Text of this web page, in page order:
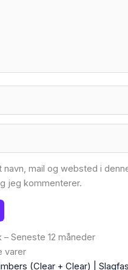
navn, mail og websted i
jeg kommenterer.
– Seneste 12 måneder
varer